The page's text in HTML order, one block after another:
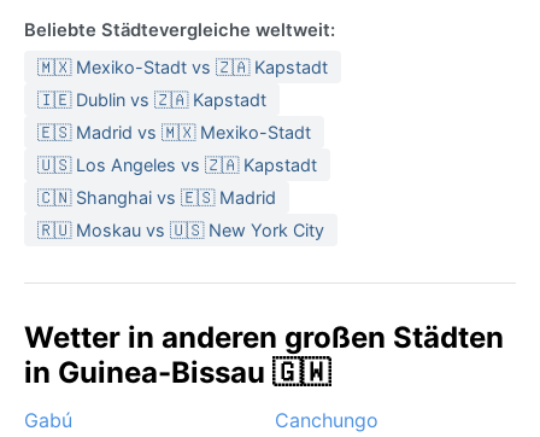
Beliebte Städtevergleiche weltweit:
🇲🇽 Mexiko-Stadt vs 🇿🇦 Kapstadt
🇮🇪 Dublin vs 🇿🇦 Kapstadt
🇪🇸 Madrid vs 🇲🇽 Mexiko-Stadt
🇺🇸 Los Angeles vs 🇿🇦 Kapstadt
🇨🇳 Shanghai vs 🇪🇸 Madrid
🇷🇺 Moskau vs 🇺🇸 New York City
Wetter in anderen großen Städten
in Guinea-Bissau 🇬🇼
Gabú
Canchungo